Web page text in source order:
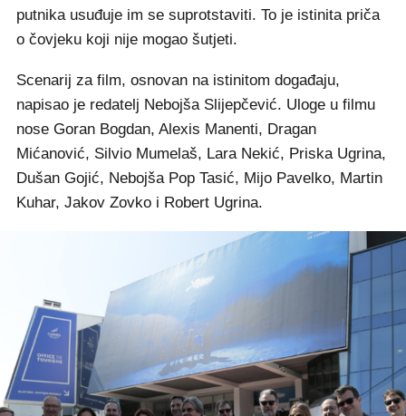
putnika usuđuje im se suprotstaviti. To je istinita priča
o čovjeku koji nije mogao šutjeti.
Scenarij za film, osnovan na istinitom događaju,
napisao je redatelj Nebojša Slijepčević. Uloge u filmu
nose Goran Bogdan, Alexis Manenti, Dragan
Mićanović, Silvio Mumelaš, Lara Nekić, Priska Ugrina,
Dušan Gojić, Nebojša Pop Tasić, Mijo Pavelko, Martin
Kuhar, Jakov Zovko i Robert Ugrina.